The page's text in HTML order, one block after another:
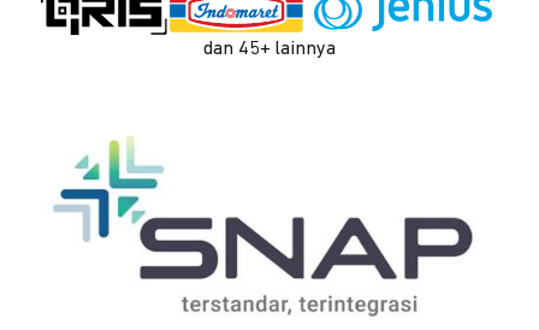
dan 45+ lainnya